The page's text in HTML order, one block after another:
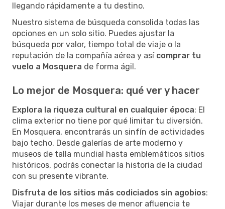
llegando rápidamente a tu destino.
Nuestro sistema de búsqueda consolida todas las
opciones en un solo sitio. Puedes ajustar la
búsqueda por valor, tiempo total de viaje o la
reputación de la compañía aérea y así comprar tu
vuelo a Mosquera de forma ágil.
Lo mejor de Mosquera: qué ver y hacer
Explora la riqueza cultural en cualquier época: El
clima exterior no tiene por qué limitar tu diversión.
En Mosquera, encontrarás un sinfín de actividades
bajo techo. Desde galerías de arte moderno y
museos de talla mundial hasta emblemáticos sitios
históricos, podrás conectar la historia de la ciudad
con su presente vibrante.
Disfruta de los sitios más codiciados sin agobios:
Viajar durante los meses de menor afluencia te